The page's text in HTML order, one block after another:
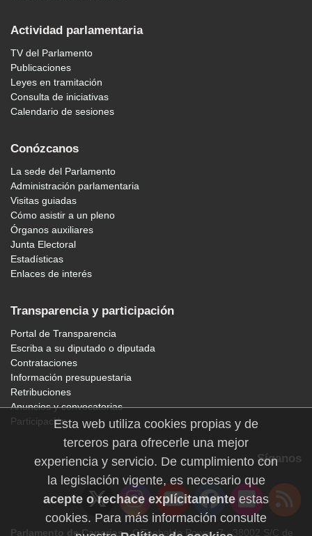
Actividad parlamentaria
TV del Parlamento
Publicaciones
Leyes en tramitación
Consulta de iniciativas
Calendario de sesiones
Conózcanos
La sede del Parlamento
Administración parlamentaria
Visitas guiadas
Cómo asistir a un pleno
Órganos auxiliares
Junta Electoral
Estadísticas
Enlaces de interés
Transparencia y participación
Portal de Transparencia
Escriba a su diputado o diputada
Contrataciones
Información presupuestaria
Retribuciones
Anuncios y convocatorias
Participación
Síganos
Parlamento de Canarias· C/Teobaldo Power, 7 · 38002 S/C de
Esta web utiliza cookies propias y de
terceros para ofrecerle una mejor
experiencia y servicio. De cumplimiento con
la legislación vigente, es necesario que
acepte o rechace explícitamente estas
cookies. Para más información consulte